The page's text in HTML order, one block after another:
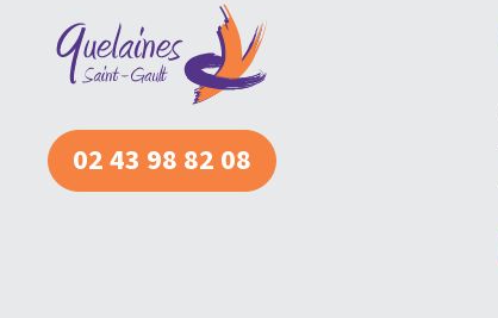
02 43 98 82 08